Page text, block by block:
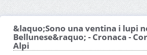
&laquo;Sono una ventina i lupi
Bellunese&raquo; - Cronaca -
Alpi